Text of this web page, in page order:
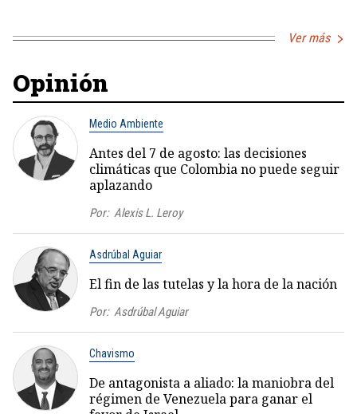
Ver más
Opinión
Medio Ambiente
Antes del 7 de agosto: las decisiones
climáticas que Colombia no puede seguir
aplazando
Por: Alexis L. Leroy
Asdrúbal Aguiar
El fin de las tutelas y la hora de la nación
Por: Asdrúbal Aguiar
Chavismo
De antagonista a aliado: la maniobra del
régimen de Venezuela para ganar el